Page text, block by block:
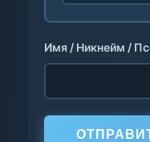
Имя / Никнейм /